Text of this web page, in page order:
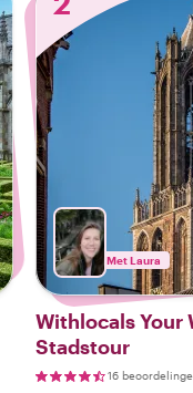
Met Laura
Withlocals Your
Stadstour
16